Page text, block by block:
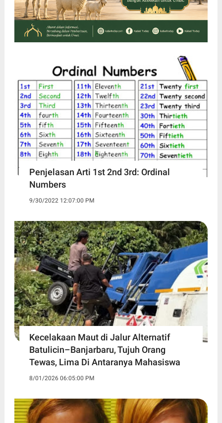
Penjelasan Arti 1st 2nd 3rd: Ordinal
Numbers
9/30/2022 12:07:00 PM
Kecelakaan Maut di Jalur Alternatif
Batulicin–Banjarbaru, Tujuh Orang
Tewas, Lima Di Antaranya Mahasiswa
8/01/2026 06:05:00 PM